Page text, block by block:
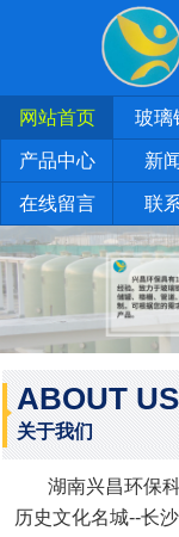
网站首页 玻璃
产品中心 新
在线留言 联
ABOUT US
关于我们
湖南兴昌环保科
历史文化名城--长